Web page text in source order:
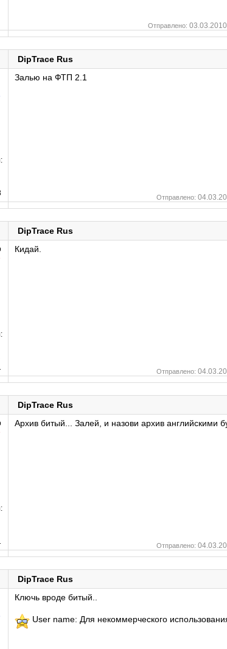
Отправлено:
DipTrace Rus
Залью на ФТП 2.1
Отправлено:
DipTrace Rus
Кидай.
Отправлено:
DipTrace Rus
Архив битый... Залей, и назови архив английскими
Отправлено:
DipTrace Rus
Ключь вроде битый..
User name: Для некоммерческого